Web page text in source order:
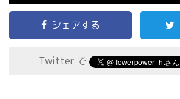
シェアする
Twitter で